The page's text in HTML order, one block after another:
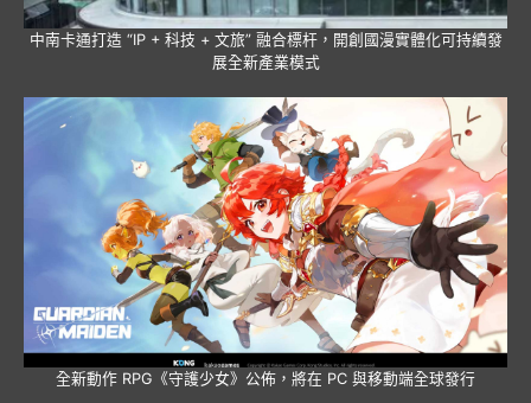
中南卡通打造 “IP + 科技 + 文旅” 融合標杆，開創國漫實體化可持續發
展全新產業模式
全新動作 RPG《守護少女》公佈，將在 PC 與移動端全球發行